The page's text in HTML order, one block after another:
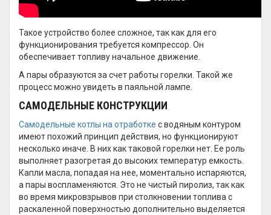
Такое устройство более сложное, так как для его
функционирования требуется компрессор. Он
обеспечивает топливу начальное движение.
А пары образуются за счет работы горелки. Такой же
процесс можно увидеть в паяльной лампе.
САМОДЕЛЬНЫЕ КОНСТРУКЦИИ
Самодельные котлы на отработке с водяным контуром
имеют похожий принцип действия, но функционируют
несколько иначе. В них как таковой горелки нет. Ее роль
выполняет разогретая до высоких температур емкость.
Капли масла, попадая на нее, моментально испаряются,
а пары воспламеняются. Это не чистый пиролиз, так как
во время микровзрывов при столкновении топлива с
раскаленной поверхностью дополнительно выделяется